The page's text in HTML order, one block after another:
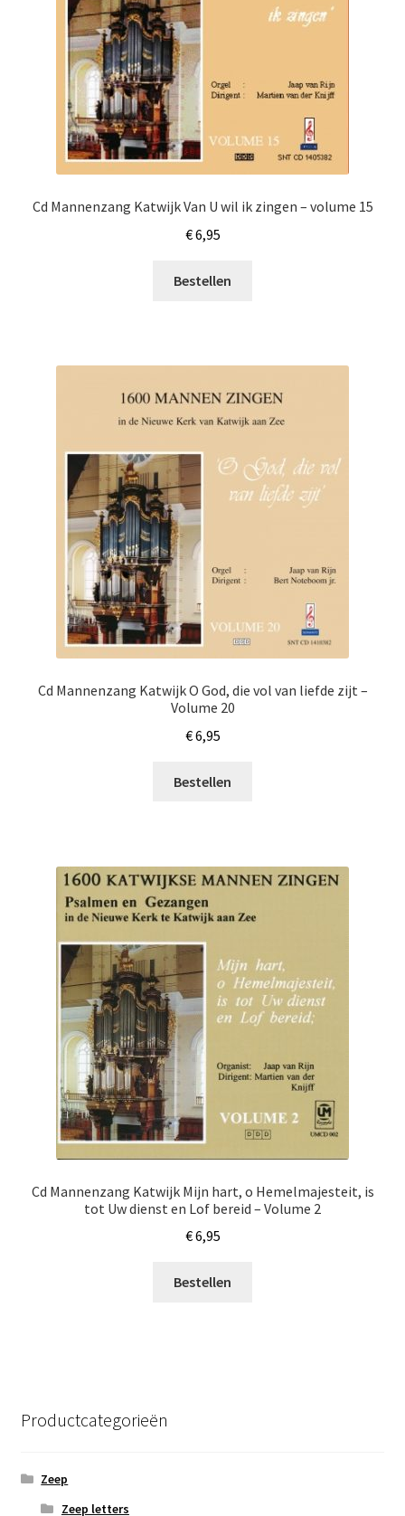
Cd Mannenzang Katwijk Van U wil ik zingen – volume 15
€6,95
Bestellen
Cd Mannenzang Katwijk O God, die vol van liefde zijt –
Volume 20
€6,95
Bestellen
Cd Mannenzang Katwijk Mijn hart, o Hemelmajesteit, is
tot Uw dienst en Lof bereid – Volume 2
€6,95
Bestellen
Productcategorieën
Zeep
Zeep letters